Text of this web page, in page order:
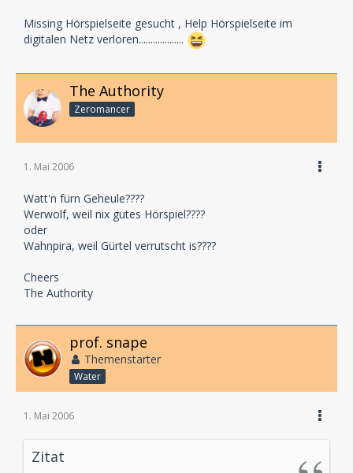
Missing Hörspielseite gesucht , Help Hörspielseite im
digitalen Netz verloren...................
The Authority
Zeromancer
1. Mai 2006
Watt'n fürn Geheule????
Werwolf, weil nix gutes Hörspiel????
oder
Wahnpira, weil Gürtel verrutscht is????
Cheers
The Authority
prof. snape
Themenstarter
Water
1. Mai 2006
Zitat